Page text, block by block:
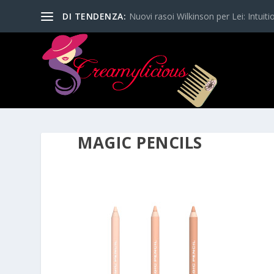
DI TENDENZA: Nuovi rasoi Wilkinson per Lei:
MAGIC PENCILS